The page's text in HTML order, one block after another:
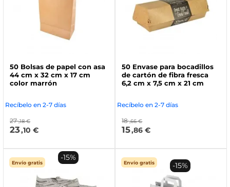
50 Bolsas de papel con asa
44 cm x 32 cm x 17 cm
color marrón
Recíbelo en 2-7 días
27 ,18 €
23,10 €
50 Envase para bocadillos
de cartón de fibra fresca
6,2 cm x 7,5 cm x 21 cm
Recíbelo en 2-7 días
18 ,66 €
15,86 €
Envío gratis
-15%
Envío gratis -15%